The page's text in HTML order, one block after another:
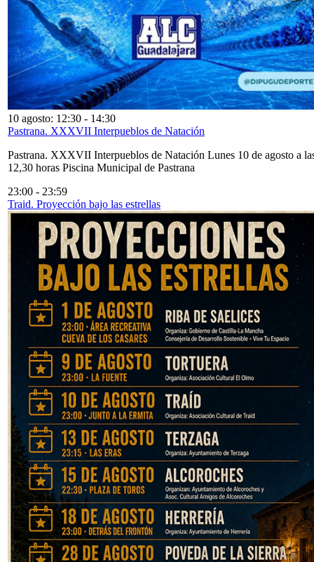
10 agosto: 12:30 - 14:30
Pastrana. XXXVII Interpueblos de Natación
Pastrana. XXXVII Interpueblos de Natación Lunes 10 de agosto a
12,30 horas Piscina Municipal de Pastrana
23:00 - 23:59
Traid. Proyección bajo las estrellas